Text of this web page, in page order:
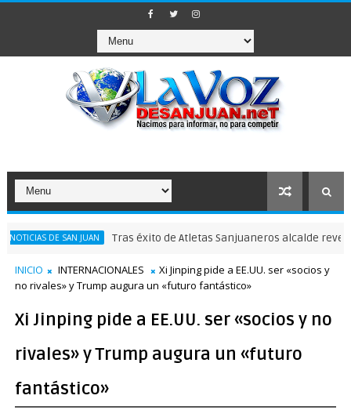
JUAN Tras éxito de Atletas Sanjuaneros alcalde revela que
INICIO INTERNACIONALES
Xi Jinping pide a EE.UU. ser «socios y
no rivales» y Trump augura un «futuro fantástico»
Xi Jinping pide a EE.UU. ser «socios y no
rivales» y Trump augura un «futuro
fantástico»